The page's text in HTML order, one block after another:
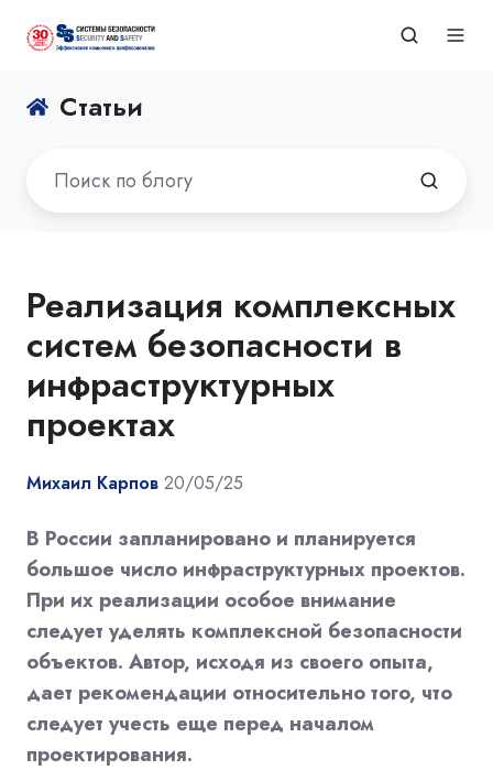
Статьи
Реализация комплексных
систем безопасности в
инфраструктурных
проектах
Михаил Карпов 20/05/25
В России запланировано и планируется
большое число инфраструктурных проектов.
При их реализации особое внимание
следует уделять комплексной безопасности
объектов. Автор, исходя из своего опыта,
дает рекомендации относительно того, что
следует учесть еще перед началом
проектирования.